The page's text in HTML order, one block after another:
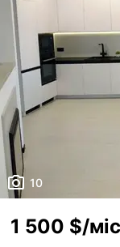
10
1 500 $/міс